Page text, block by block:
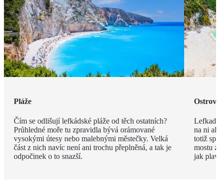
Pláže
Čím se odlišují lefkádské pláže od těch ostatních?
Průhledné moře tu zpravidla bývá orámované
vysokými útesy nebo malebnými městečky. Velká
část z nich navíc není ani trochu přeplněná, a tak je
odpočinek o to snazší.
Ostrov
na ni
totiž
mostu
jak